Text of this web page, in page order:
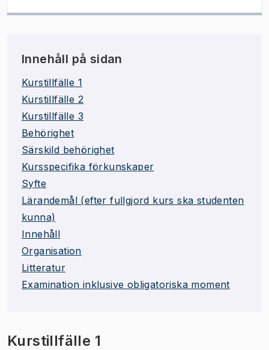
Innehåll på sidan
Kurstillfälle 1
Kurstillfälle 2
Kurstillfälle 3
Behörighet
Särskild behörighet
Kursspecifika förkunskaper
Syfte
Lärandemål (efter fullgjord kurs ska studenten
kunna)
Innehåll
Organisation
Litteratur
Examination inklusive obligatoriska moment
Kurstillfälle 1